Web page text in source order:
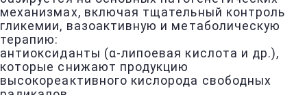
механизмах, включая тщательный контроль
гликемии, вазоактивную и метаболическую
терапию:
антиоксиданты (α-липоевая кислота и др.),
которые снижают продукцию
высокореактивного кислорода свободных